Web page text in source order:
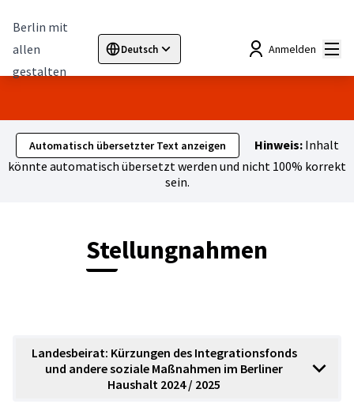
Berlin mit
allen
gestalten
Deutsch
Sprache wählen Choose languageElegir el idioma
Anmelden
Automatisch übersetzter Text anzeigen Hinweis:Inhalt
könnte automatisch übersetzt werden und nicht 100% korrekt
sein.
Stellungnahmen
Landesbeirat: Kürzungen des Integrationsfonds
und andere soziale Maßnahmen im Berliner
Haushalt 2024 / 2025